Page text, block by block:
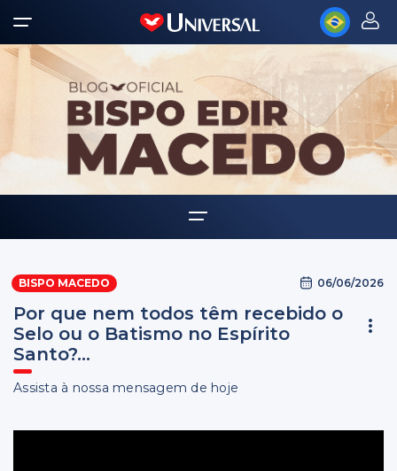
Biografia
Multimídia
Palavra Amiga
BISPO MACEDO 06/06/2026
Por que nem todos têm recebido o
Selo ou o Batismo no Espírito
Santo?...
Assista à nossa mensagem de hoje